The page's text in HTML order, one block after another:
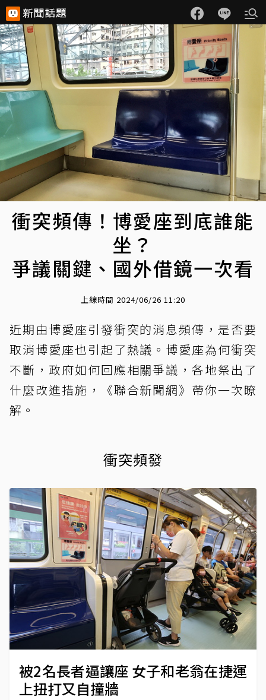
衝突頻傳！博愛座到底誰能
坐？
爭議關鍵、國外借鏡一次看
上線時間 2024/06/26 11:20
近期由博愛座引發衝突的消息頻傳，是否要
取消博愛座也引起了熱議。博愛座為何衝突
不斷，政府如何回應相關爭議，各地祭出了
什麼改進措施，《聯合新聞網》帶你一次瞭
解。
衝突頻發
被2名長者逼讓座 女子和老翁在捷運
上扭打又自撞牆